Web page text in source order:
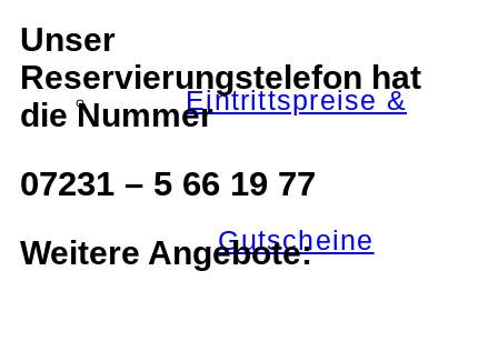
Eintrittspreise &
Gutscheine
Unser
Reservierungstelefon hat
die Nummer
07231 – 5 66 19 77
Weitere Angebote: